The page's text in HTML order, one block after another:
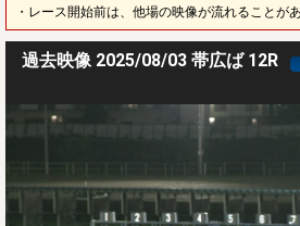
・レース開始前は、他場の映像が流れることがあ
過去映像 2025/08/03 帯広ば 12R